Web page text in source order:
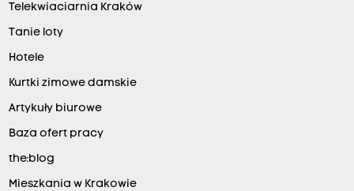
Telekwiaciarnia Kraków
Tanie loty
Hotele
Kurtki zimowe damskie
Artykuły biurowe
Baza ofert pracy
the:blog
Mieszkania w Krakowie